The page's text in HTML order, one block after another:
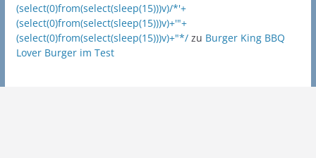
(select(0)from(select(sleep(15)))v)/*'+
(select(0)from(select(sleep(15)))v)+'"+
(select(0)from(select(sleep(15)))v)+"*/zu Burger King BBQ
Lover Burger im Test